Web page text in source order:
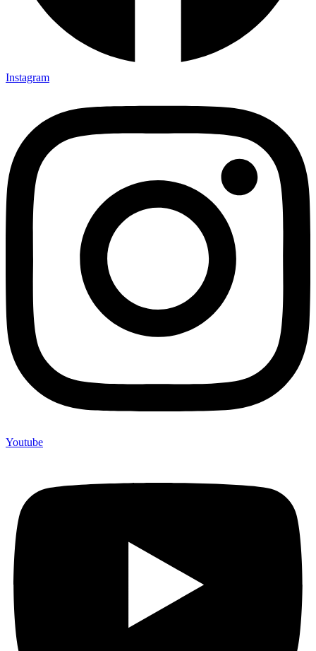
Instagram
Youtube